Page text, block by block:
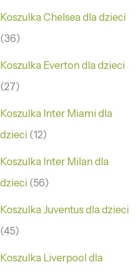
Koszulka Chelsea dla dzieci
36
Koszulka Everton dla dzieci
27
Koszulka Inter Miami dla
dzieci 12
Koszulka Inter Milan dla
dzieci 56
Koszulka Juventus dla dzieci
45
Koszulka Liverpool dla